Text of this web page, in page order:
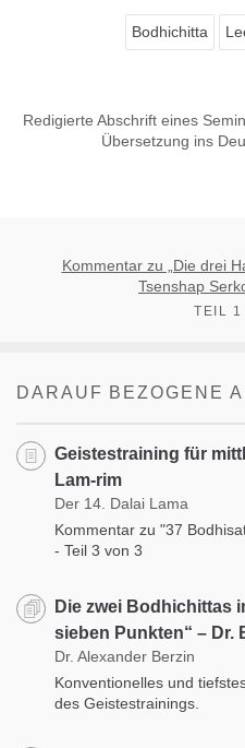
Bodhichitta
Redigierte Abschrift eines
Übersetzung ins
Kommentar zu „Die drei
Tsenshap
TEIL 1
DARAUF BEZOGENE
Geistestraining für
Lam-rim
Der 14. Dalai Lama
Kommentar zu "37
- Teil 3 von 3
Die zwei Bodhichittas
sieben Punkten“ – Dr.
Dr. Alexander Berzin
Konventionelles und
des Geistestrainings.